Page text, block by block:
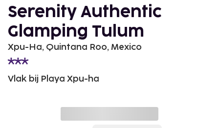
Serenity Authentic
Glamping Tulum
Xpu-Ha, Quintana Roo, Mexico
Vlak bij Playa Xpu-ha